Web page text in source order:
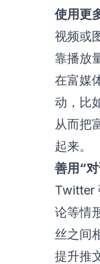
使用更
视频或
靠播放
在富媒
动，比
从而把
起来。
善用“
Twitter
论等情
丝之间
提升推